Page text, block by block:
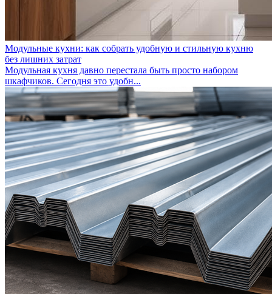
Модульные кухни: как собрать удобную и стильную кухню
без лишних затрат
Модульная кухня давно перестала быть просто набором
шкафчиков. Сегодня это удобн...